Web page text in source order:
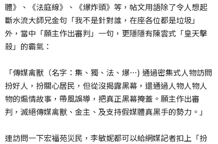
體》、《法庭線》、《爆炸頭》等，帖文用語除了令人想起
斷水流大師兄金句「我不是針對誰，在座各位都是垃圾」
外，當中「願主作出審判」一句，更隱隱有陳雲式「皇天擊
殺」的霸氣：
「傳媒禽獸（名字：集、獨、法、爆…) 通過密集式人物訪問
扮好人，扮關心居民，但從沒揭露黑幕，還通過人物人物人
物的煽情故事，帶風誤導，把真正黑幕掩蓋。願主作出審
判，滅絕傳媒禽獸、金主、及支持假媒體真黑手的勢力。」
連訪問一下宏福苑災民，李敏妮都可以給網媒記者扣上「扮